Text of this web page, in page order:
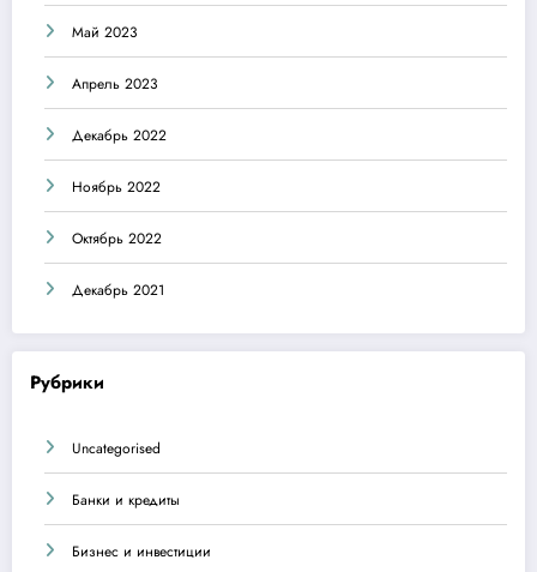
Май 2023
Апрель 2023
Декабрь 2022
Ноябрь 2022
Октябрь 2022
Декабрь 2021
Рубрики
Uncategorised
Банки и кредиты
Бизнес и инвестиции